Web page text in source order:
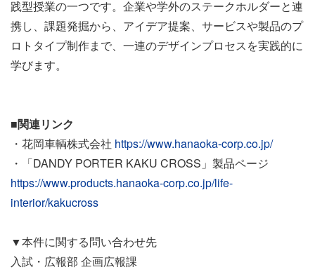
践型授業の一つです。企業や学外のステークホルダーと連
携し、課題発掘から、アイデア提案、サービスや製品のプ
ロトタイプ制作まで、一連のデザインプロセスを実践的に
学びます。
■関連リンク
・花岡車輌株式会社 https://www.hanaoka-corp.co.jp/
・「DANDY PORTER KAKU CROSS」製品ページ
https://www.products.hanaoka-corp.co.jp/life-
interior/kakucross
▼本件に関する問い合わせ先
入試・広報部 企画広報課